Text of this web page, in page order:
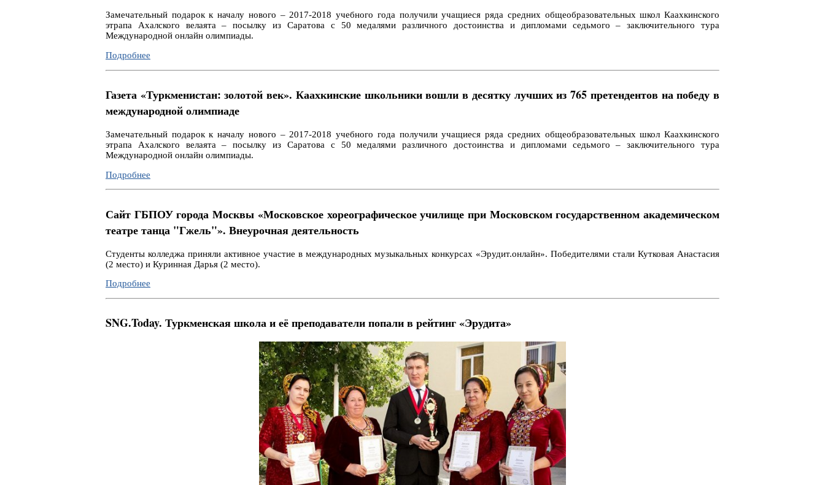
Замечательный подарок к началу нового – 2017-2018 учебного года получили учащиеся ряда средних общеобразовательных школ Каахкинского
этрапа Ахалского велаята – посылку из Саратова с 50 медалями различного достоинства и дипломами седьмого – заключительного тура
Международной онлайн олимпиады.
Подробнее
Газета «Туркменистан: золотой век». Каахкинские школьники вошли в десятку лучших из 765 претендентов на победу в
международной олимпиаде
Замечательный подарок к началу нового – 2017-2018 учебного года получили учащиеся ряда средних общеобразовательных школ Каахкинского
этрапа Ахалского велаята – посылку из Саратова с 50 медалями различного достоинства и дипломами седьмого – заключительного тура
Международной онлайн олимпиады.
Подробнее
Сайт ГБПОУ города Москвы «Московское хореографическое училище при Московском государственном академическом
театре танца "Гжель"». Внеурочная деятельность
Студенты колледжа приняли активное участие в международных музыкальных конкурсах «Эрудит.онлайн». Победителями стали Кутковая Анастасия
(2 место) и Куринная Дарья (2 место).
Подробнее
SNG.Today. Туркменская школа и её преподаватели попали в рейтинг «Эрудита»